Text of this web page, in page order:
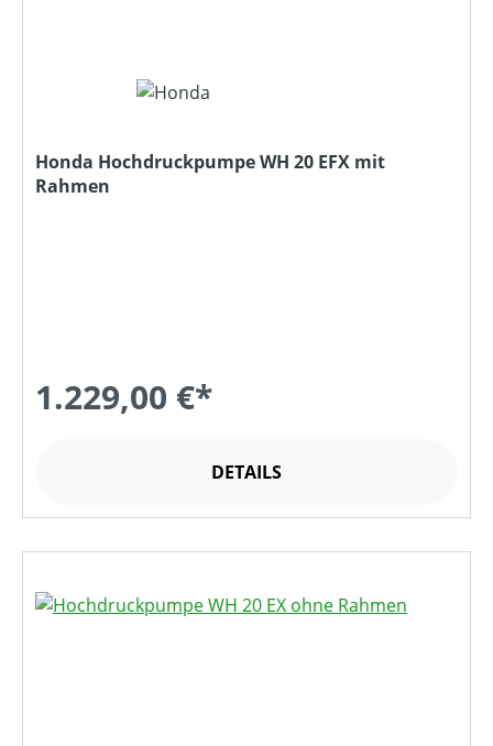
Honda Hochdruckpumpe WH 20 EFX mit
Rahmen
1.229,00 €*
DETAILS